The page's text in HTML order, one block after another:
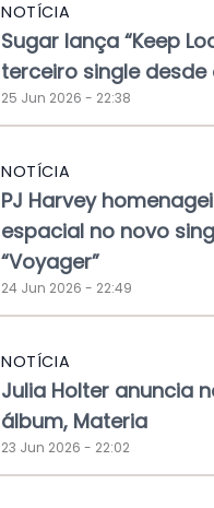
NOTÍCIA
Sugar lança “Keep
terceiro single
25 Jun 2026 - 22:38
NOTÍCIA
PJ Harvey
espacial no novo
“Voyager”
24 Jun 2026 - 22:49
NOTÍCIA
Julia Holter anuncia
álbum, Materia
23 Jun 2026 - 22:02